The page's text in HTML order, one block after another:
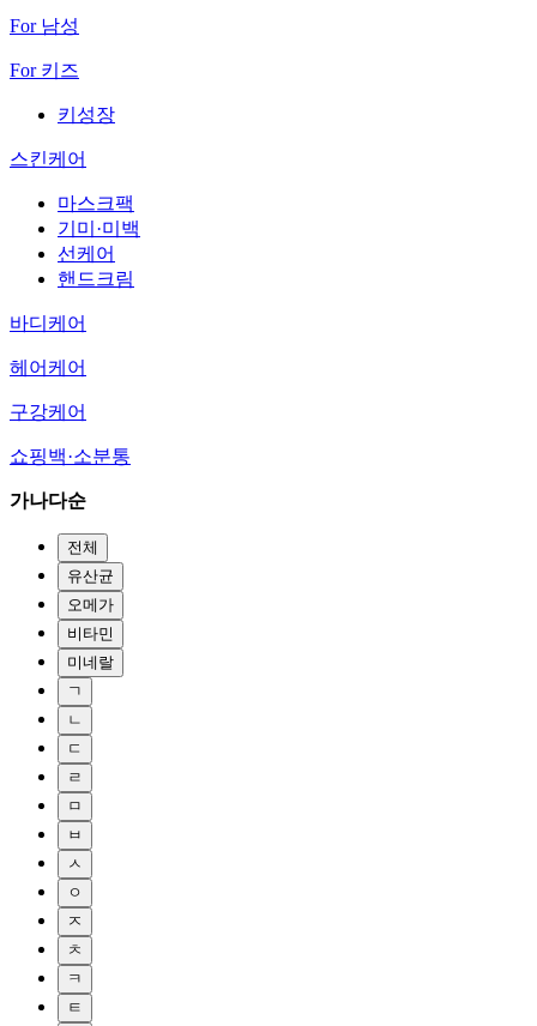
For 남성
For 키즈
키성장
스킨케어
마스크팩
기미·미백
선케어
핸드크림
바디케어
헤어케어
구강케어
쇼핑백·소분통
가나다순
전체
유산균
오메가
비타민
미네랄
ㄱ
ㄴ
ㄷ
ㄹ
ㅁ
ㅂ
ㅅ
ㅇ
ㅈ
ㅊ
ㅋ
ㅌ